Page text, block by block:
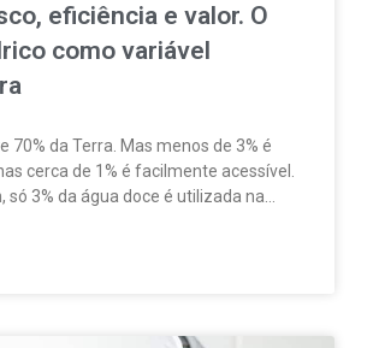
eficiência e valor. O
como variável
70% da Terra. Mas menos de 3% é
cerca de 1% é facilmente acessível.
só 3% da água doce é utilizada na
doce se destina à agricultura,